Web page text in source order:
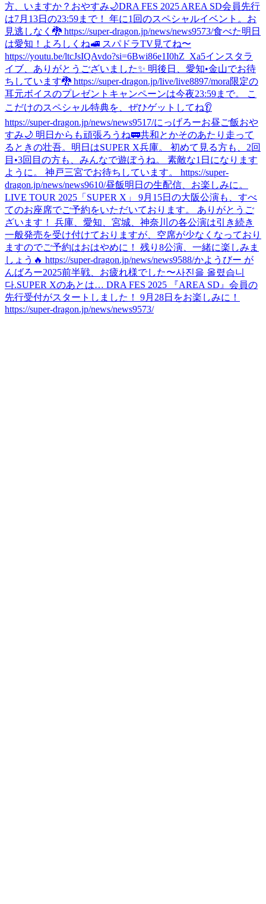
方、いますか？ おやすみ🌙DRA FES 2025 AREA SD会員先行
は7月13日の23:59まで！ 年に1回のスペシャルイベント。お
見逃しなく🐉 https://super-dragon.jp/news/news9573/食べた明日
は愛知！よろしくね🚅 スパドラTV見てね〜
https://youtu.be/ltcJsIQAvdo?si=6Bwi86e1I0hZ_Xa5インスタラ
イブ、ありがとうございました✨ 明後日、愛知•金山でお待
ちしています🐉 https://super-dragon.jp/live/live8897/mora限定の
耳元ボイスのプレゼントキャンペーンは今夜23:59まで。 こ
こだけのスペシャル特典を、ぜひゲットしてね👂
https://super-dragon.jp/news/news9517/にっげろーお昼ご飯おや
すみ🌙 明日からも頑張ろうね🚃共和とかそのあたり走って
るときの壮吾。 明日はSUPER X兵庫。 初めて見る方も、2回
目•3回目の方も、みんなで遊ぼうね。 素敵な1日になります
ように。 神戸三宮でお待ちしています。 https://super-
dragon.jp/news/news9610/昼飯明日の生配信、お楽しみに。
LIVE TOUR 2025「SUPER X」 9月15日の大阪公演も、すべ
てのお座席でご予約をいただいております。 ありがとうご
ざいます！ 兵庫、愛知、宮城、神奈川の各公演は引き続き
一般発売を受け付けておりますが、空席が少なくなっており
ますのでご予約はおはやめに！ 残り8公演、一緒に楽しみま
しょう🔥 https://super-dragon.jp/news/news9588/かようびー が
んばろー2025前半戦、お疲れ様でした〜사진을 올렸습니
다.SUPER Xのあとは… DRA FES 2025 『AREA SD』会員の
先行受付がスタートしました！ 9月28日をお楽しみに！
https://super-dragon.jp/news/news9573/